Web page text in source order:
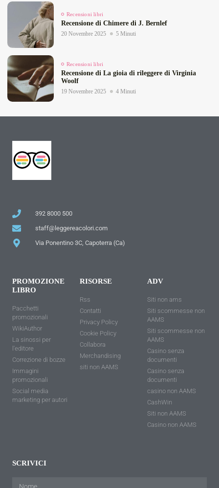
Recensioni libri
Recensione di Chimere di J. Bernlef
20 Novembre 2025 5 Minuti
Recensioni libri
Recensione di La gioia di rileggere di Virginia
Woolf
19 Novembre 2025 4 Minuti
392 8000 500
staff@leggereacolori.com
Via Ponentino 3C, Capoterra (Ca)
PROMOZIONE
LIBRO
Pacchetti
promozionali
WikiAuthor
La sinossi per
l'editore
Correzione di bozze
Immagini
promozionali
Social media
marketing per autori
RISORSE
Rss
Contatti
Privacy Policy
Cookie Policy
Collabora
Merchandising
siti non AAMS
ADV
Siti non ams
Siti scommesse non
AAMS
Siti scommesse non
AAMS
Casino senza
documenti
Casino senza
documenti
casino non AAMS
CashWin
Siti non AAMS
Casino non AAMS
SCRIVICI